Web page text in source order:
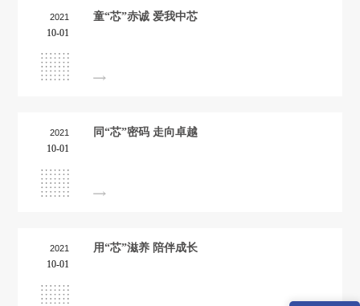
2021
10-01
童“芯”赤诚 爱我中芯
2021
10-01
同“芯”密码 走向卓越
2021
10-01
用“芯”滋养 陪伴成长